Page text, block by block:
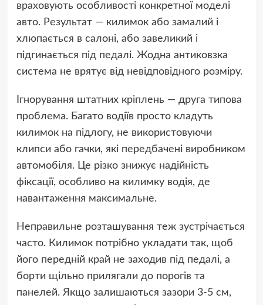
враховують особливості конкретної моделі
авто. Результат — килимок або замалий і
хлюпається в салоні, або завеликий і
підгинається під педалі. Жодна антиковзка
система не врятує від невідповідного розміру.
Ігнорування штатних кріплень — друга типова
проблема. Багато водіїв просто кладуть
килимок на підлогу, не використовуючи
клипси або гачки, які передбачені виробником
автомобіля. Це різко знижує надійність
фіксації, особливо на килимку водія, де
навантаження максимальне.
Неправильне розташування теж зустрічається
часто. Килимок потрібно укладати так, щоб
його передній край не заходив під педалі, а
борти щільно прилягали до порогів та
панелей. Якщо залишаються зазори 3-5 см,